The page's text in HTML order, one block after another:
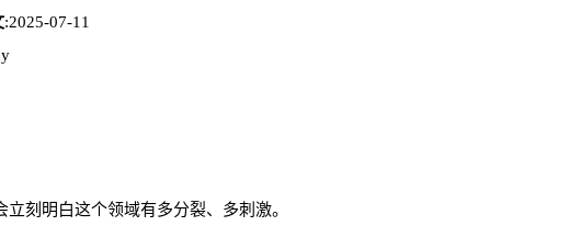
:2025-07-11
刻明白这个领域有多分裂、多刺激。